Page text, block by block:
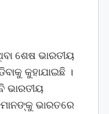
ଶେଷ ଭାରତୀୟ
କୁହାଯାଇଛି ।
ଭାରତୀୟ
ଭାରତରେ